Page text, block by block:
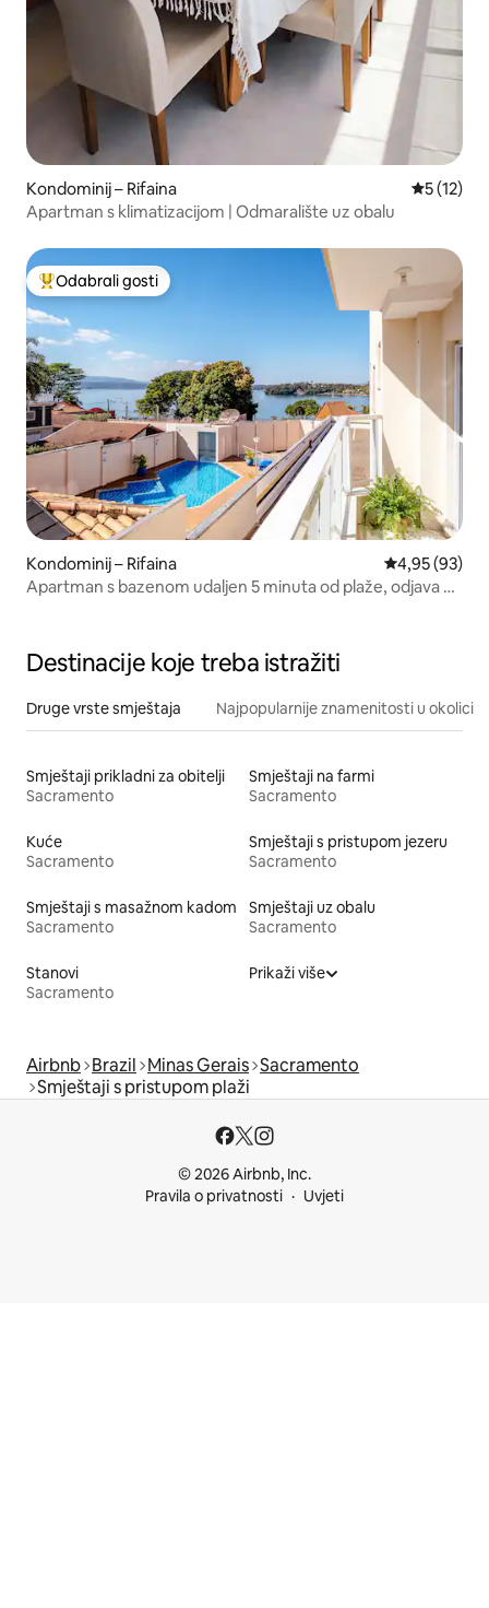
Kondominij – Rifaina Prosječna
5 (12)
Apartman s klimatizacijom | Odmaralište uz obalu
Među najviše rangiranima s oznakom „Odabrali gosti”
Odabrali gosti
Kondominij – Rifaina Prosječna
4,95 (93)
Apartman s bazenom udaljen 5 minuta od plaže, odjava u
Destinacije koje treba istražiti
Druge vrste smještaja Najpopularnije znamenitosti u okolici
Smještaji prikladni za obitelji
Sacramento
Smještaji na farmi
Sacramento
Kuće
Sacramento
Smještaji s pristupom jezeru
Sacramento
Smještaji s masažnom kadom
Sacramento
Smještaji uz obalu
Sacramento
Stanovi
Sacramento
Prikaži više
Airbnb Brazil Minas Gerais Sacramento
Smještaji s pristupom plaži
© 2026 Airbnb, Inc.
Pravila o privatnosti
Uvjeti